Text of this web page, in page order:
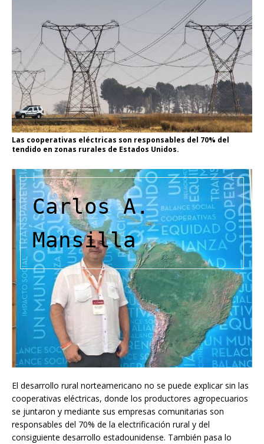
Las cooperativas eléctricas son responsables del 70% del
tendido en zonas rurales de Estados Unidos.
Carlos A.
Mansilla
El desarrollo rural norteamericano no se puede explicar sin las
cooperativas eléctricas, donde los productores agropecuarios
se juntaron y mediante sus empresas comunitarias son
responsables del 70% de la electrificación rural y del
consiguiente desarrollo estadounidense. También pasa lo